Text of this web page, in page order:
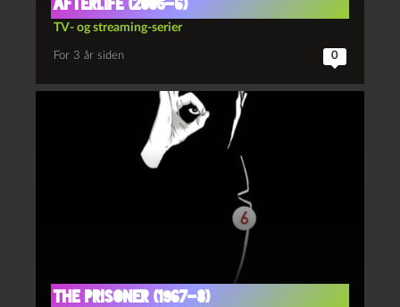
Afterlife (2005-6)
TV- og streaming-serier
For 3 år siden 0
The prisoner (1967-8)